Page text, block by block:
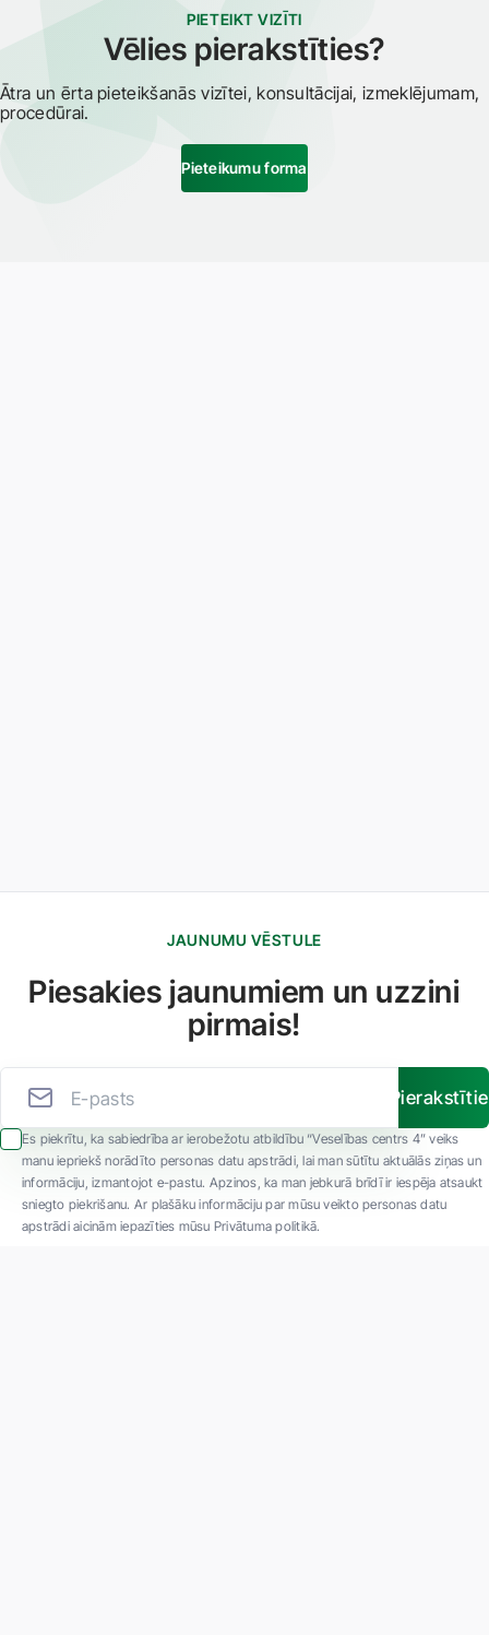
PIETEIKT VIZĪTI
Vēlies pierakstīties?
Ātra un ērta pieteikšanās vizītei, konsultācijai, izmeklējumam,
procedūrai.
Pieteikumu forma
JAUNUMU VĒSTULE
Piesakies jaunumiem un uzzini
pirmais!
Es piekrītu, ka sabiedrība ar ierobežotu atbildību “Veselības centrs 4” veiks
manu iepriekš norādīto personas datu apstrādi, lai man sūtītu aktuālās ziņas un
informāciju, izmantojot e-pastu. Apzinos, ka man jebkurā brīdī ir iespēja atsaukt
sniegto piekrišanu. Ar plašāku informāciju par mūsu veikto personas datu
apstrādi aicinām iepazīties mūsu Privātuma politikā.